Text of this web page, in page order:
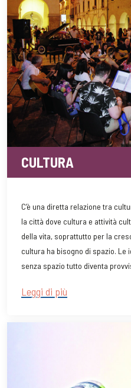
CULTURA
C’è una diretta relazione tra
la città dove cultura e attività
della vita, soprattutto per la
cultura ha bisogno di spazio.
senza spazio tutto diventa
Leggi di più